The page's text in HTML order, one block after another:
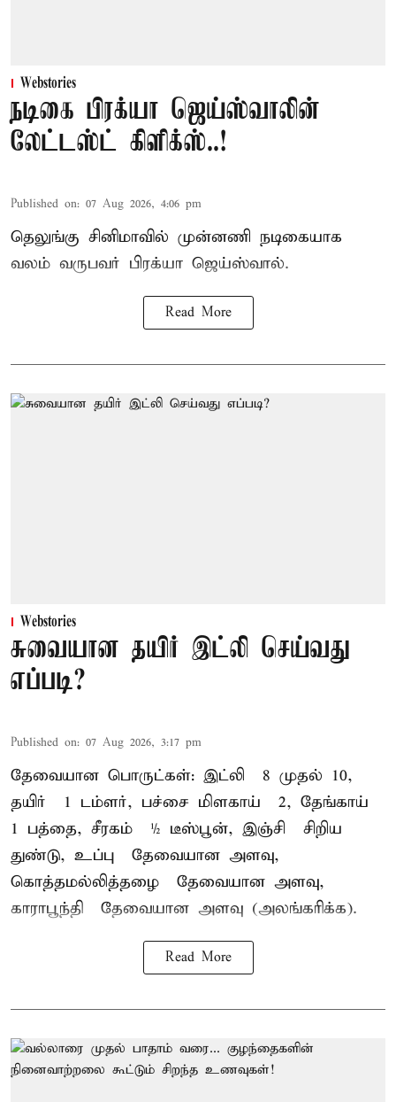
Webstories
நடிகை பிரக்யா ஜெய்ஸ்வாலின்
லேட்டஸ்ட் கிளிக்ஸ்..!
Published on: 07 Aug 2026, 4:06 pm
தெலுங்கு சினிமாவில் முன்னணி நடிகையாக
வலம் வருபவர் பிரக்யா ஜெய்ஸ்வால்.
Read More
Webstories
சுவையான தயிர் இட்லி செய்வது
எப்படி?
Published on: 07 Aug 2026, 3:17 pm
தேவையான பொருட்கள்: இட்லி – 8 முதல் 10,
தயிர் – 1 டம்ளர், பச்சை மிளகாய் – 2, தேங்காய் –
1 பத்தை, சீரகம் – ½ டீஸ்பூன், இஞ்சி – சிறிய
துண்டு, உப்பு – தேவையான அளவு,
கொத்தமல்லித்தழை – தேவையான அளவு,
காராபூந்தி – தேவையான அளவு (அலங்கரிக்க).
Read More